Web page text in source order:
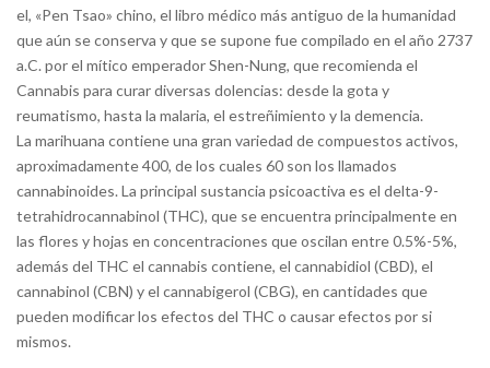
el, «Pen Tsao» chino, el libro médico más antiguo de la humanidad
que aún se conserva y que se supone fue compilado en el año 2737
a.C. por el mítico emperador Shen-Nung, que recomienda el
Cannabis para curar diversas dolencias: desde la gota y
reumatismo, hasta la malaria, el estreñimiento y la demencia.
La marihuana contiene una gran variedad de compuestos activos,
aproximadamente 400, de los cuales 60 son los llamados
cannabinoides. La principal sustancia psicoactiva es el delta-9-
tetrahidrocannabinol (THC), que se encuentra principalmente en
las flores y hojas en concentraciones que oscilan entre 0.5%-5%,
además del THC el cannabis contiene, el cannabidiol (CBD), el
cannabinol (CBN) y el cannabigerol (CBG), en cantidades que
pueden modificar los efectos del THC o causar efectos por si
mismos.